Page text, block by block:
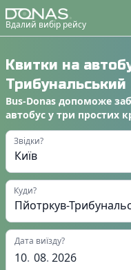
Вдалий вибір рейсу
Квитки на
Трибунальський
Bus-Donas допоможе
автобус у три простих
Звідки?
Куди?
Дата виїзду?
10. 08. 2026